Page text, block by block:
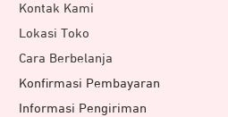
Kontak Kami
Lokasi Toko
Cara Berbelanja
Konfirmasi Pembayaran
Informasi Pengiriman